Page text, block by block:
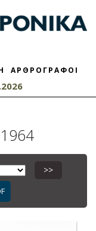
ΑΡΘΡΟΓΡΑΦΟΙ
>>